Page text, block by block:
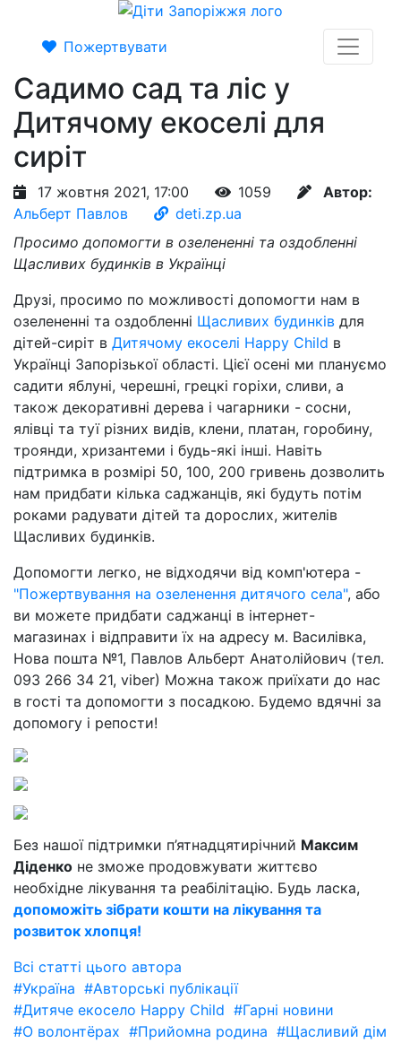
Пожертвувати
Садимо сад та ліс у
Дитячому екоселі для
сиріт
17 жовтня 2021, 17:00 1059
Автор:
Альберт Павлов
deti.zp.ua
Просимо допомогти в озелененні та оздобленні
Щасливих будинків в Українці
Друзі, просимо по можливості допомогти нам в
озелененні та оздобленні Щасливих будинків для
дітей-сиріт в Дитячому екоселі Happy Child в
Українці Запорізької області. Цієї осені ми плануємо
садити яблуні, черешні, грецкі горіхи, сливи, а
також декоративні дерева і чагарники - сосни,
ялівці та туї різних видів, клени, платан, горобину,
троянди, хризантеми і будь-які інші. Навіть
підтримка в розмірі 50, 100, 200 гривень дозволить
нам придбати кілька саджанців, які будуть потім
роками радувати дітей та дорослих, жителів
Щасливих будинків.
Допомогти легко, не відходячи від комп'ютера -
"Пожертвування на озеленення дитячого села", або
ви можете придбати саджанці в інтернет-
магазинах і відправити їх на адресу м. Василівка,
Нова пошта №1, Павлов Альберт Анатолійович (тел.
093 266 34 21, viber) Можна також приїхати до нас
в гості та допомогти з посадкою. Будемо вдячні за
допомогу і репости!
Без нашої підтримки п’ятнадцятирічний Максим
Діденко не зможе продовжувати життєво
необхідне лікування та реабілітацію. Будь ласка,
допоможіть зібрати кошти на лікування та
розвиток хлопця!
Всі статті цього автора
#Україна #Авторські публікації
#Дитяче екосело Happy Child #Гарні новини
#О волонтёрах #Прийомна родина #Щасливий дім